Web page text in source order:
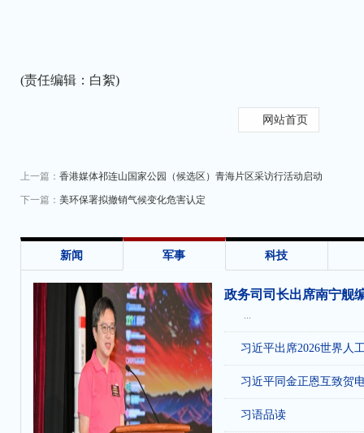
(责任编辑：白絮)
网站首页
上一篇： 香港媒体祁连山国家公园（候选区）青海片区采访行活动启动
下一篇： 美环保署拟撤销气候变化危害认定
新闻 军事 科技
政务司司长出席南宁舰
习近平出席2026世界人
习近平同金正恩互致贺
习语品读